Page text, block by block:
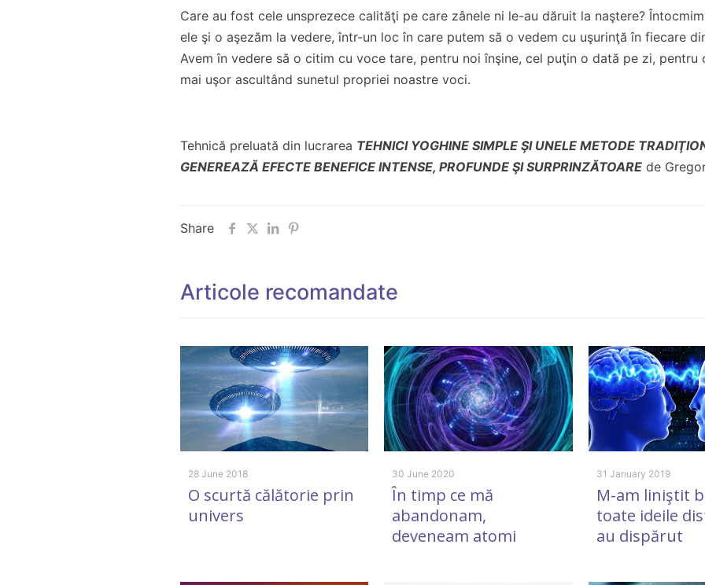
Care au fost cele unsprezece calităţi pe care zânele ni le-au dăruit la naştere?
ele şi o aşezăm la vedere, într-un loc în care putem să o vedem cu uşurinţă în fiecare
Avem în vedere să o citim cu voce tare, pentru noi înşine, cel puţin o dată pe zi, pentru
mai uşor ascultând sunetul propriei noastre voci.
Tehnică preluată din lucrarea TEHNICI YOGHINE SIMPLE ŞI UNELE METODE
GENEREAZĂ EFECTE BENEFICE INTENSE, PROFUNDE ŞI SURPRINZĂTOARE de
Share
Articole recomandate
28 June 2018
O scurtă călătorie prin
univers
30 June 2020
În timp ce mă
abandonam,
deveneam atomi
31 January 2019
M-am liniştit
toate ideile
au dispărut